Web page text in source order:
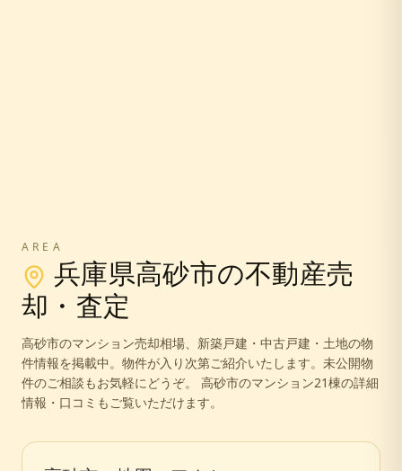
AREA
兵庫県高砂市の不動産売
却・査定
高砂市のマンション売却相場、新築戸建・中古戸建・土地の物
件情報を掲載中。 物件が入り次第ご紹介いたします。未公開物
件のご相談もお気軽にどうぞ。
高砂市のマンション21棟の詳細
情報・口コミもご覧いただけます。